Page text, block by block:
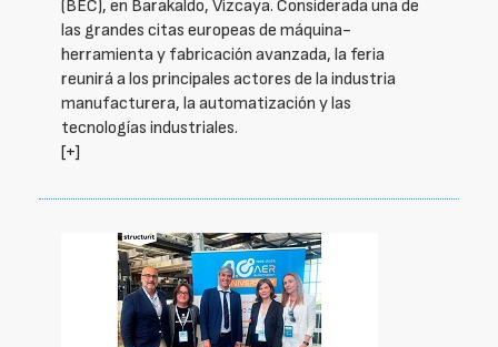
(BEC), en Barakaldo, Vizcaya. Considerada una de
las grandes citas europeas de máquina-
herramienta y fabricación avanzada, la feria
reunirá a los principales actores de la industria
manufacturera, la automatización y las
tecnologías industriales.
[+]